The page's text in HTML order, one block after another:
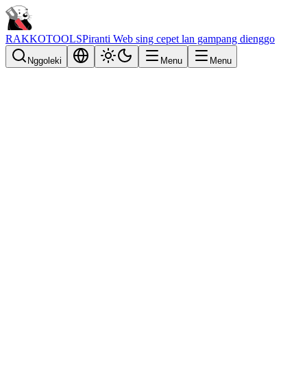
RAKKOTOOLSPiranti Web sing cepet lan gampang dienggo
Nggoleki Menu Menu